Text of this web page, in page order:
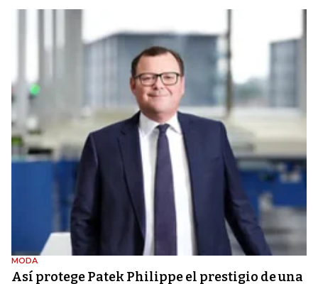
MODA
Así protege Patek Philippe el prestigio de una